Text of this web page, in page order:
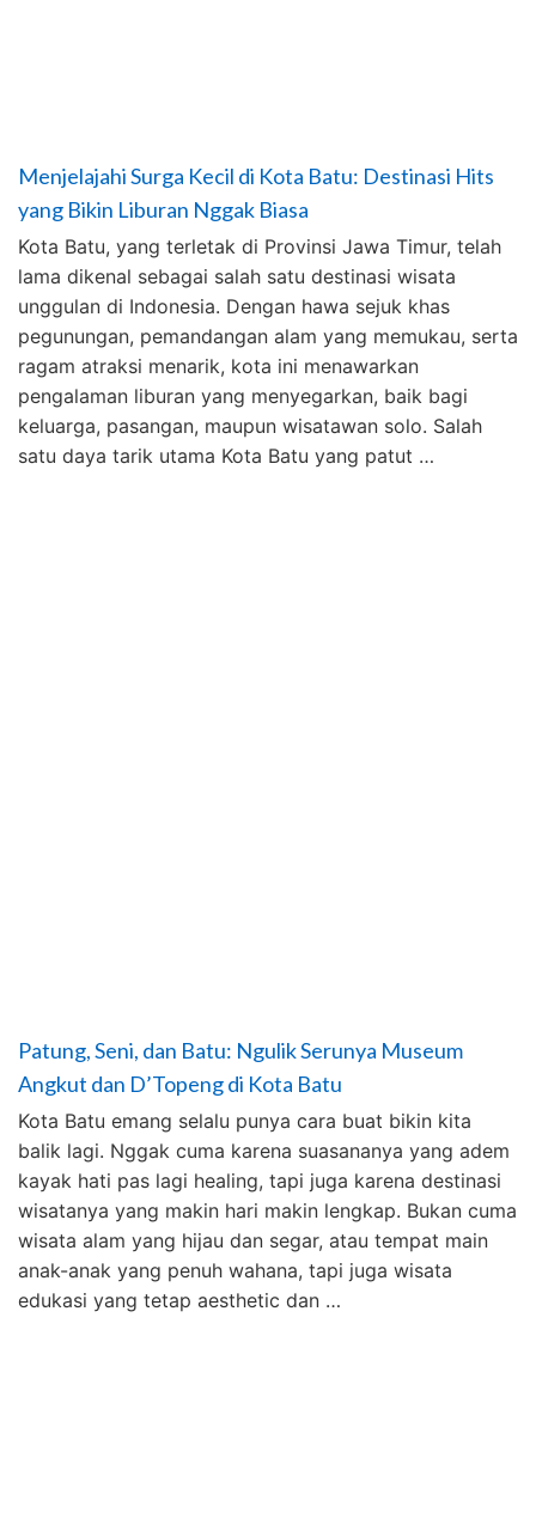
Menjelajahi Surga Kecil di Kota Batu: Destinasi Hits
yang Bikin Liburan Nggak Biasa
Kota Batu, yang terletak di Provinsi Jawa Timur, telah
lama dikenal sebagai salah satu destinasi wisata
unggulan di Indonesia. Dengan hawa sejuk khas
pegunungan, pemandangan alam yang memukau, serta
ragam atraksi menarik, kota ini menawarkan
pengalaman liburan yang menyegarkan, baik bagi
keluarga, pasangan, maupun wisatawan solo. Salah
satu daya tarik utama Kota Batu yang patut …
Patung, Seni, dan Batu: Ngulik Serunya Museum
Angkut dan D’Topeng di Kota Batu
Kota Batu emang selalu punya cara buat bikin kita
balik lagi. Nggak cuma karena suasananya yang adem
kayak hati pas lagi healing, tapi juga karena destinasi
wisatanya yang makin hari makin lengkap. Bukan cuma
wisata alam yang hijau dan segar, atau tempat main
anak-anak yang penuh wahana, tapi juga wisata
edukasi yang tetap aesthetic dan …